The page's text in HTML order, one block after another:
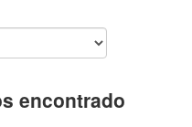
encontrado